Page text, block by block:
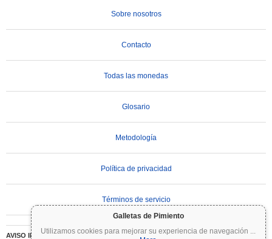
Galletas de Pimiento
Utilizamos cookies para mejorar su experiencia de navegación ...
Sobre nosotros
Contacto
Todas las monedas
Glosario
Metodología
Política de privacidad
Términos de servicio
AVISO IMPORTANTE:Las criptomonedas son altamente volátiles e implican un riesgo